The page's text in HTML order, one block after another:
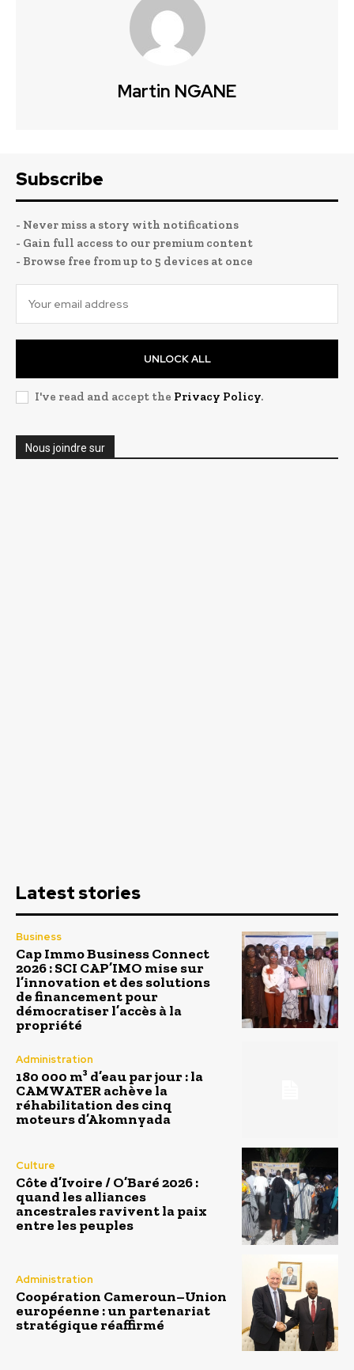
Martin NGANE
Subscribe
- Never miss a story with notifications
- Gain full access to our premium content
- Browse free from up to 5 devices at once
UNLOCK ALL
I've read and accept the Privacy Policy.
Nous joindre sur
Latest stories
Business
Cap Immo Business Connect
2026 : SCI CAP’IMO mise sur
l’innovation et des solutions
de financement pour
démocratiser l’accès à la
propriété
Administration
180 000 m³ d’eau par jour : la
CAMWATER achève la
réhabilitation des cinq
moteurs d’Akomnyada
Culture
Côte d’Ivoire / O’Baré 2026 :
quand les alliances
ancestrales ravivent la paix
entre les peuples
Administration
Coopération Cameroun–Union
européenne : un partenariat
stratégique réaffirmé